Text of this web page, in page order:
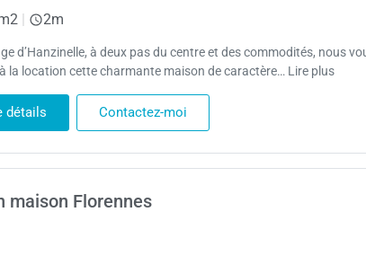
| 2m
d’Hanzinelle, à deux pas du centre et des commodités, nous
la location cette charmante maison de caractère… Lire plus
détails Contactez-moi
maison Florennes